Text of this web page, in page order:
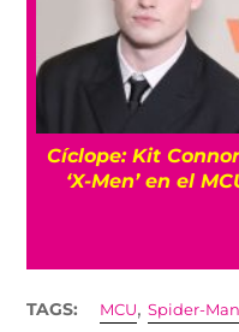
‘Primetime’: La
película de Robert
TAGS: MCU,Spider-Man